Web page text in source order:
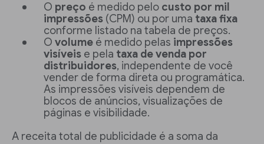
O preço é medido pelo custo por mil
impressões (CPM) ou por uma taxa fixa
conforme listado na tabela de preços.
O volume é medido pelas impressões
visíveis e pela taxa devenda por
distribuidores, independente de você
vender de forma direta ou programática.
As impressões visíveis dependem de
blocos de anúncios, visualizações de
páginas e visibilidade.
A receita total de publicidade é a soma da